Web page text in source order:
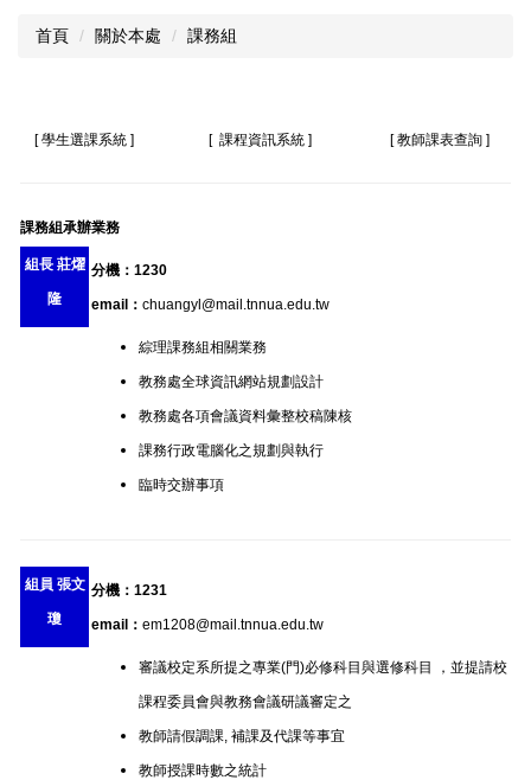
首頁 關於本處 課務組
[學生選課系統 ] [ 課程資訊系統 ] [教師課表查詢 ]
課務組承辦業務
組長 莊燿
隆
分機：1230
email： chuangyl@mail.tnnua.edu.tw
綜理課務組相關業務
教務處全球資訊網站規劃設計
教務處各項會議資料彙整校稿陳核
課務行政電腦化之規劃與執行
臨時交辦事項
組員 張文
瓊
分機：1231
email： em1208@mail.tnnua.edu.tw
審議校定系所提之專業(門)必修科目與選修科目 ，並提請校
課程委員會與教務會議研議審定之
教師請假調課, 補課及代課等事宜
教師授課時數之統計